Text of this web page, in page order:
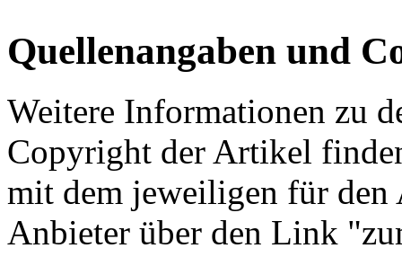
Quellenangaben und
Weitere Informationen zu
Copyright der Artikel
mit dem jeweiligen für
Anbieter über den Link